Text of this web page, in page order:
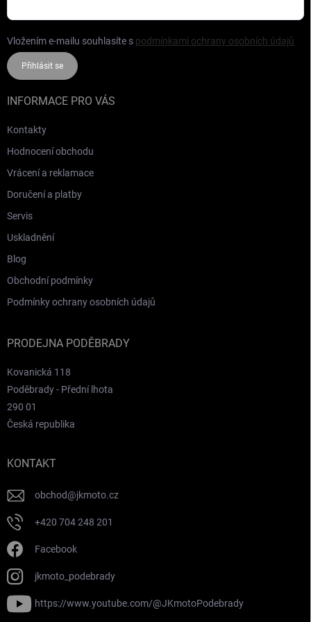
Vložením e-mailu souhlasíte s podmínkami ochrany osobních údajů
Přihlásit se
INFORMACE PRO VÁS
Kontakty
Hodnocení obchodu
Vrácení a reklamace
Doručení a platby
Servis
Uskladnění
Blog
Obchodní podmínky
Podmínky ochrany osobních údajů
PRODEJNA PODĚBRADY
Kovanická 118
Poděbrady - Přední lhota
290 01
Česká republika
KONTAKT
obchod@jkmoto.cz
+420 704 248 201
Facebook
jkmoto_podebrady
https://www.youtube.com/@JKmotoPodebrady